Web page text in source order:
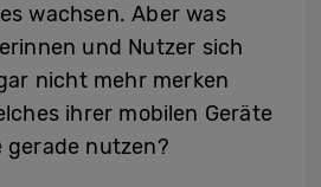
wachsen. Aber was
und Nutzer sich
nicht mehr merken
ihrer mobilen Geräte
gerade nutzen?